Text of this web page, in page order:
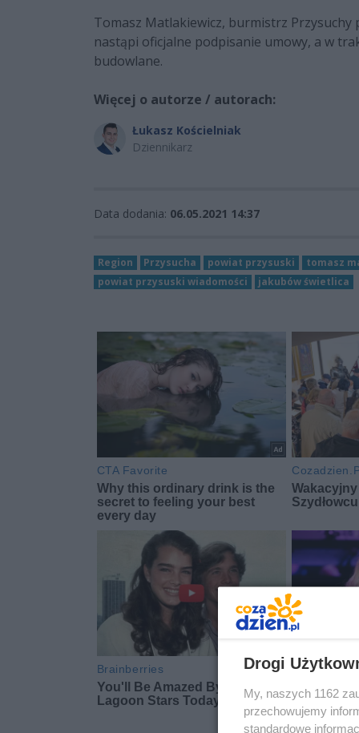
Tomasz Matlakiewicz, burmistrz Przysuchy
nastąpi oficjalne podpisanie umowy, a w
budowlane.
Więcej o autorze / autorach:
Łukasz Kościelniak
Dziennikarz
Data dodania: 06.05.2021 14:37
Region Przysucha powiat przysuski tomasz
powiat przysuski wiadomości
jakubów świetlica
Drogi
My, naszych 1162
przechowujemy
standardowe